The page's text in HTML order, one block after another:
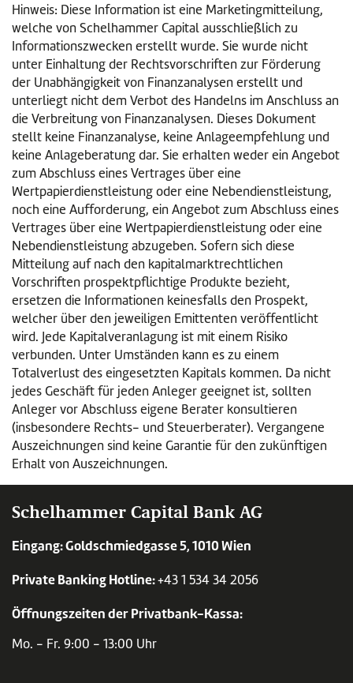
Hinweis: Diese Information ist eine Marketingmitteilung,
welche von Schelhammer Capital ausschließlich zu
Informationszwecken erstellt wurde. Sie wurde nicht
unter Einhaltung der Rechtsvorschriften zur Förderung
der Unabhängigkeit von Finanzanalysen erstellt und
unterliegt nicht dem Verbot des Handelns im Anschluss an
die Verbreitung von Finanzanalysen. Dieses Dokument
stellt keine Finanzanalyse, keine Anlageempfehlung und
keine Anlageberatung dar. Sie erhalten weder ein Angebot
zum Abschluss eines Vertrages über eine
Wertpapierdienstleistung oder eine Nebendienstleistung,
noch eine Aufforderung, ein Angebot zum Abschluss eines
Vertrages über eine Wertpapierdienstleistung oder eine
Nebendienstleistung abzugeben. Sofern sich diese
Mitteilung auf nach den kapitalmarktrechtlichen
Vorschriften prospektpflichtige Produkte bezieht,
ersetzen die Informationen keinesfalls den Prospekt,
welcher über den jeweiligen Emittenten veröffentlicht
wird. Jede Kapitalveranlagung ist mit einem Risiko
verbunden. Unter Umständen kann es zu einem
Totalverlust des eingesetzten Kapitals kommen. Da nicht
jedes Geschäft für jeden Anleger geeignet ist, sollten
Anleger vor Abschluss eigene Berater konsultieren
(insbesondere Rechts- und Steuerberater). Vergangene
Auszeichnungen sind keine Garantie für den zukünftigen
Erhalt von Auszeichnungen.
Schelhammer Capital Bank AG
Eingang: Goldschmiedgasse 5, 1010 Wien
Private Banking Hotline:+43 1 534 34 2056
Öffnungszeiten der Privatbank-Kassa:
Mo. - Fr. 9:00 - 13:00 Uhr